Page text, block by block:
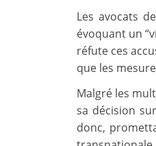
Les avocats
évoquant un
réfute ces
que les
Malgré les
sa décision
donc,